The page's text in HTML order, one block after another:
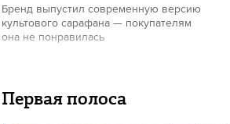
Бренд выпустил современную версию
культового сарафана — покупателям
она не понравилась
Первая полоса